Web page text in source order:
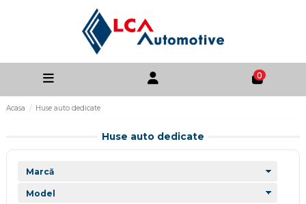
0
Acasa Huse auto dedicate
Huse auto dedicate